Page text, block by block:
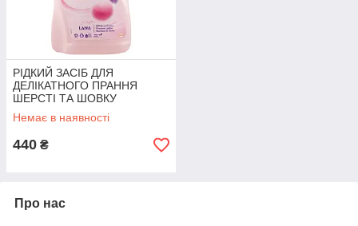
РІДКИЙ ЗАСІБ ДЛЯ
ДЕЛІКАТНОГО ПРАННЯ
ШЕРСТІ ТА ШОВКУ
PERLANA CLASSICO 1440
ML
Немає в наявності
440 ₴
Про нас